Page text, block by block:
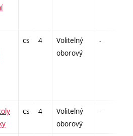
cs 4
Volitelný
oborový
-
cs 4
Volitelný
oborový
-